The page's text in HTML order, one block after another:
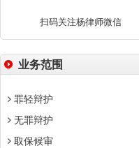
扫码关注杨律师微信
业务范围
罪轻辩护
无罪辩护
取保候审